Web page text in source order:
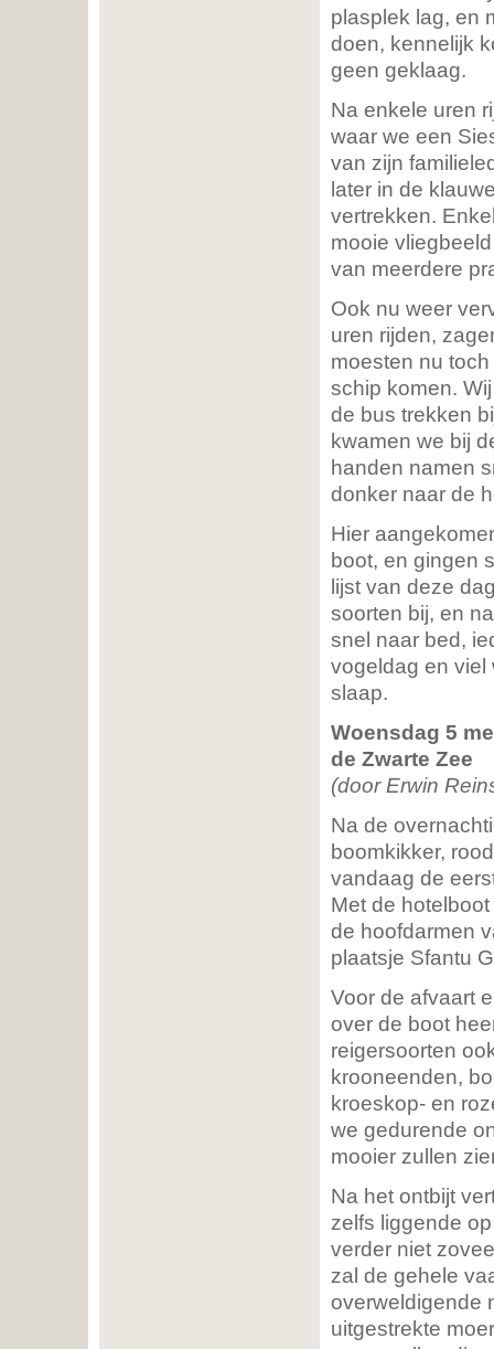
plasplek lag, en
doen, kennelijk
geen geklaag.
Na enkele uren
waar we een
van zijn
later in de
vertrekken.
mooie
van meerdere
Ook nu weer
uren rijden,
moesten nu
schip komen.
de bus trekken
kwamen we bij
handen namen
donker naar de
Hier
boot, en gingen
lijst van deze
soorten bij, en
snel naar bed,
vogeldag en viel
slaap.
Woensdag 5
de Zwarte Zee
(door Erwin
Na de
boomkikker,
vandaag de
Met de
de hoofdarmen
plaatsje Sfantu
Voor de afvaart
over de boot
reigersoorten
krooneenden,
kroeskop- en
we gedurende
mooier zullen
Na het ontbijt
zelfs liggende
verder niet
zal de gehele
overweldigende
uitgestrekte